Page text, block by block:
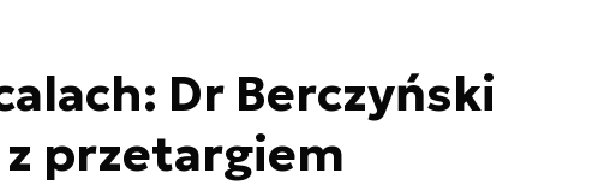
Dr Berczyński
przetargiem